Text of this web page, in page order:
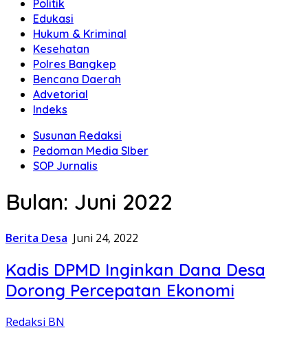
Politik
Edukasi
Hukum & Kriminal
Kesehatan
Polres Bangkep
Bencana Daerah
Advetorial
Indeks
Susunan Redaksi
Pedoman Media SIber
SOP Jurnalis
Bulan: Juni 2022
Berita Desa Juni 24, 2022
Kadis DPMD Inginkan Dana Desa
Dorong Percepatan Ekonomi
Redaksi BN